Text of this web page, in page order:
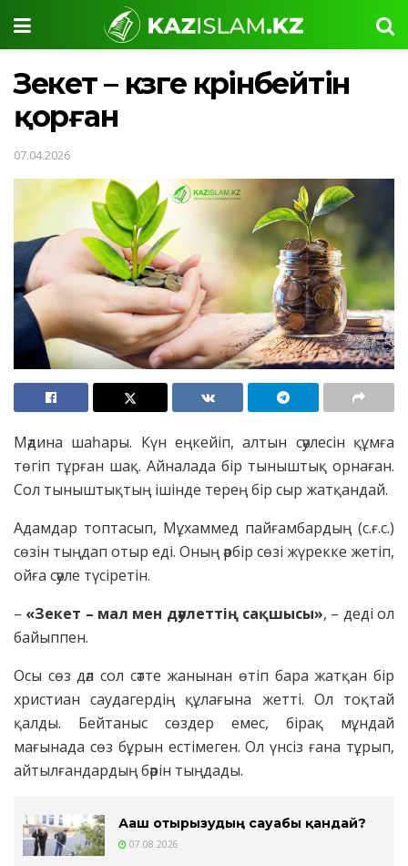
Зекет – көзге көрінбейтін
қорған
07.04.2026
Мәдина шаһары. Күн еңкейіп, алтын сәулесін құмға
төгіп тұрған шақ. Айналада бір тыныштық орнаған.
Сол тыныштықтың ішінде терең бір сыр жатқандай.
Адамдар топтасып, Мұхаммед пайғамбардың (с.ғ.с.)
сөзін тыңдап отыр еді. Оның әрбір сөзі жүрекке жетіп,
ойға сәуле түсіретін.
– «Зекет – мал мен дәулеттің сақшысы», – деді ол
байыппен.
Осы сөз дәл сол сәтте жанынан өтіп бара жатқан бір
христиан саудагердің құлағына жетті. Ол тоқтай
қалды. Бейтаныс сөздер емес, бірақ мұндай
мағынада сөз бұрын естімеген. Ол үнсіз ғана тұрып,
айтылғандардың бәрін тыңдады.
Ағаш отырғызудың сауабы қандай?
07.08.2026